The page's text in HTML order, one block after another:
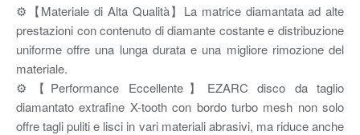
⚙【Materiale di Alta Qualità】La matrice diamantata ad alte
prestazioni con contenuto di diamante costante e distribuzione
uniforme offre una lunga durata e una migliore rimozione del
materiale.
⚙【Performance Eccellente】EZARC disco da taglio
diamantato extrafine X-tooth con bordo turbo mesh non solo
offre tagli puliti e lisci in vari materiali abrasivi, ma riduce anche